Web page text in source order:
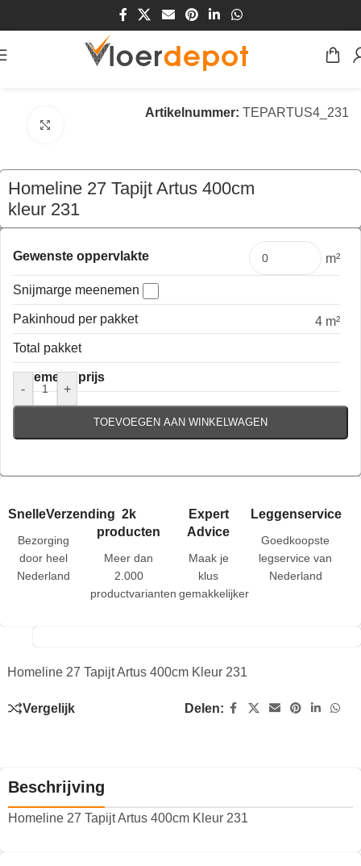
/Vloeren/Tapijt
Artikelnummer: TEPARTUS4_231
Homeline 27 Tapijt Artus 400cm
kleur 231
€147,60 per mtr
Gewenste oppervlakte m²
Snijmarge meenemen
Pakinhoud per pakket
4 m²
Total pakket
Algemene prijs
-
+
TOEVOEGEN AAN WINKELWAGEN
SnelleVerzending
Bezorging
door heel
Nederland
2k
producten
Meer dan
2.000
productvarianten
Expert
Advice
Maak je
klus
gemakkelijker
Leggenservice
Goedkoopste
legservice van
Nederland
Homeline 27 Tapijt Artus 400cm Kleur 231
Vergelijk Delen:
Beschrijving
Homeline 27 Tapijt Artus 400cm Kleur 231